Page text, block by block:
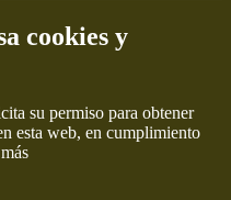
cookies y
su permiso para obtener
esta web, en cumplimiento